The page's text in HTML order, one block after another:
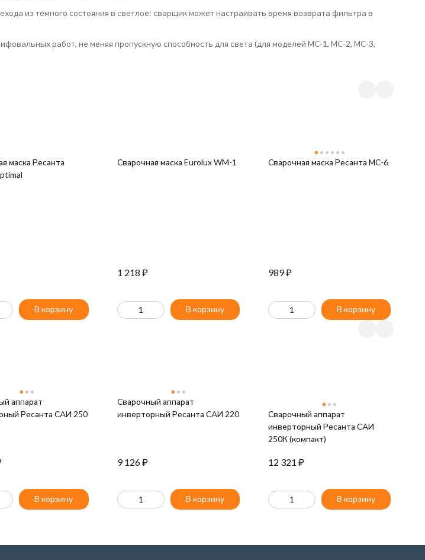
из темного состояния в светлое: сварщик может настраивать время возврата фильтра в
работ, не меняя пропускную способность для света (для моделей МС-1, МС-2, МС-3,
маска Ресанта
В корзину
Сварочная маска Eurolux WM-1
1 218 ₽
В корзину
Сварочная маска Ресанта МС-6
989₽
В корзину
аппарат
Ресанта САИ 250
В корзину
Сварочный аппарат
инверторный Ресанта САИ 220
9 126₽
В корзину
Сварочный аппарат
инверторный Ресанта САИ
250К (компакт)
12 321 ₽
В корзину